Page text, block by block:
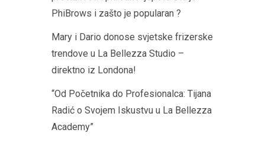
PhiBrows i zašto je popularan ?
Mary i Dario donose svjetske frizerske
trendove u La Bellezza Studio –
direktno iz Londona!
“Od Početnika do Profesionalca: Tijana
Radić o Svojem Iskustvu u La Bellezza
Academy”